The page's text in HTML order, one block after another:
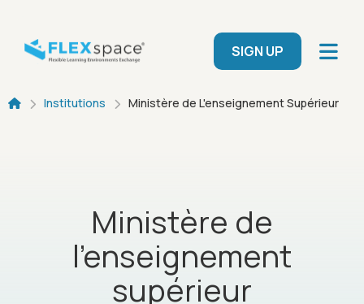
User menu
SIGN UP
Breadcrumb
Institutions Ministère de L'enseignement Supérieur
Ministère de
l'enseignement
supérieur